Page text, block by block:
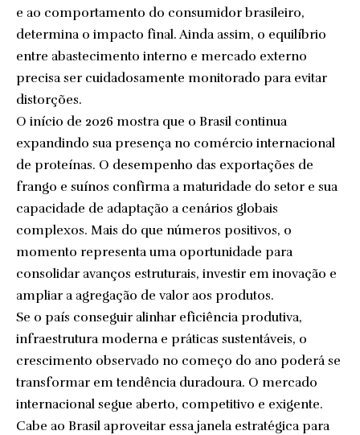
e ao comportamento do consumidor brasileiro,
determina o impacto final. Ainda assim, o equilíbrio
entre abastecimento interno e mercado externo
precisa ser cuidadosamente monitorado para evitar
distorções.
O início de 2026 mostra que o Brasil continua
expandindo sua presença no comércio internacional
de proteínas. O desempenho das exportações de
frango e suínos confirma a maturidade do setor e sua
capacidade de adaptação a cenários globais
complexos. Mais do que números positivos, o
momento representa uma oportunidade para
consolidar avanços estruturais, investir em inovação e
ampliar a agregação de valor aos produtos.
Se o país conseguir alinhar eficiência produtiva,
infraestrutura moderna e práticas sustentáveis, o
crescimento observado no começo do ano poderá se
transformar em tendência duradoura. O mercado
internacional segue aberto, competitivo e exigente.
Cabe ao Brasil aproveitar essa janela estratégica para